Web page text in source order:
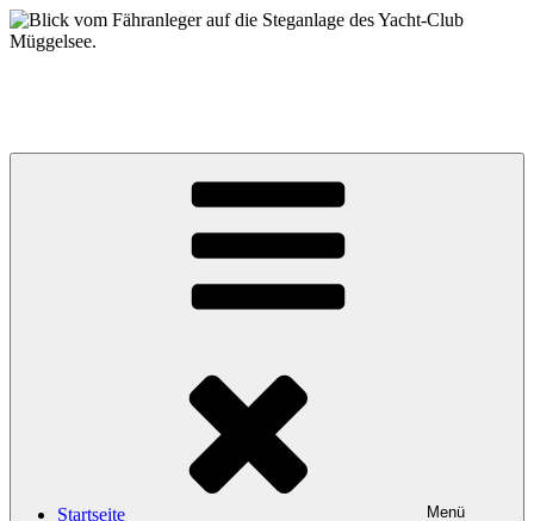
Zum
Inhalt
Menü
Startseite